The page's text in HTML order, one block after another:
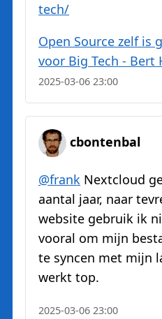
tech/
Open Source zelf is
voor Big Tech -
2025-03-06 23:00
cbontenbal
@frank Nextcloud
aantal jaar, naar
website gebruik ik
vooral om mijn
te syncen met mijn
werkt top.
2025-03-06 23:00